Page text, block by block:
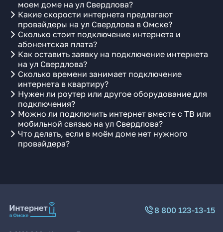
моем доме на ул Свердлова?
Какие скорости интернета предлагают
провайдеры на ул Свердлова в Омске?
Сколько стоит подключение интернета и
абонентская плата?
Как оставить заявку на подключение интернета
на ул Свердлова?
Сколько времени занимает подключение
интернета в квартиру?
Нужен ли роутер или другое оборудование для
подключения?
Можно ли подключить интернет вместе с ТВ или
мобильной связью на ул Свердлова?
Что делать, если в моём доме нет нужного
провайдера?
8 800 123-13-15